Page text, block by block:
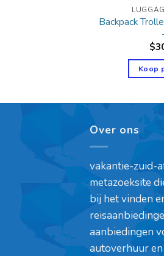
Backpack
$
Koop
Over ons
vakantie-zuid-
metazoeksite
bij het vinden
aanbiedingen
autoverhuur